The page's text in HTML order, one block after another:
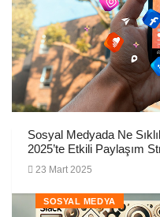
Sosyal Medyada Ne
2025’te Etkili Paylaşım
23 Mart 2025
SOSYAL MEDYA